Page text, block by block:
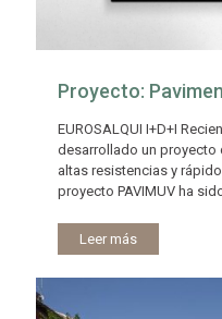
Proyecto:
EUROSALQUI I+D+I
desarrollado un proyecto
altas resistencias y
proyecto PAVIMUV ha
Leer más